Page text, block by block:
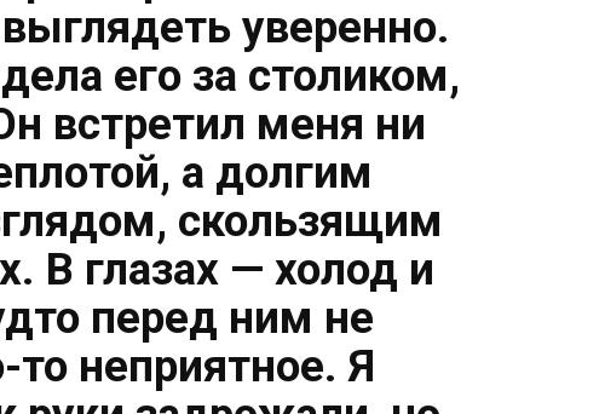
уверенно.
его за столиком,
встретил меня ни
а долгим
скользящим
В глазах — холод и
перед ним не
неприятное. Я